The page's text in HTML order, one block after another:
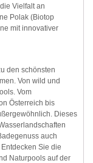
Vielfalt an
Polak (Biotop
mit innovativer
den schönsten
Von wild und
Vom
Österreich bis
Dieses
auch
Sie die
Naturpools auf der